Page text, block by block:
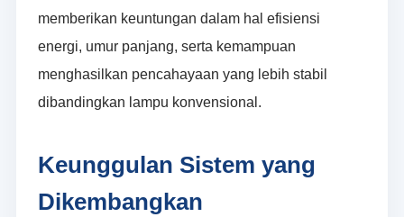
memberikan keuntungan dalam hal efisiensi
energi, umur panjang, serta kemampuan
menghasilkan pencahayaan yang lebih stabil
dibandingkan lampu konvensional.
Keunggulan Sistem yang
Dikembangkan